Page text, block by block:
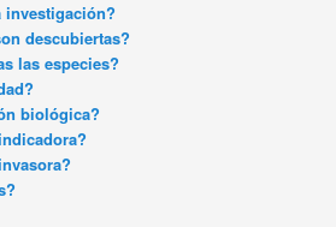
descubiertas?
las especies?
biológica?